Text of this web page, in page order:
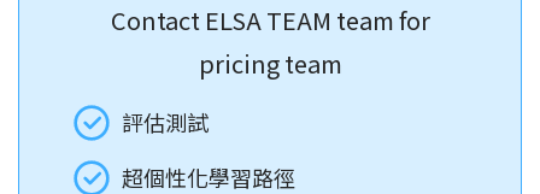
Contact ELSA TEAM team for
pricing team
評估測試
超個性化學習路徑